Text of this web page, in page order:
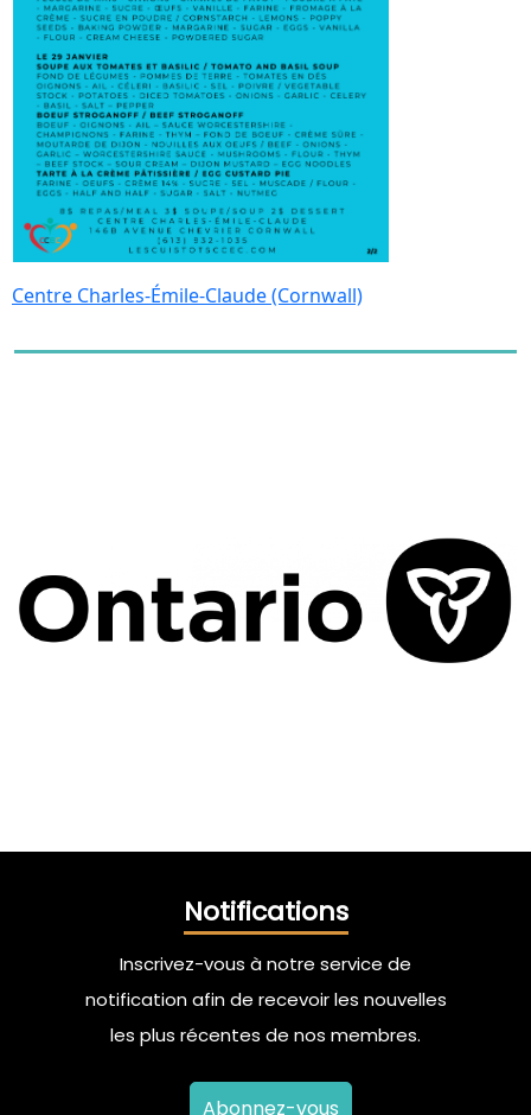
Centre Charles-Émile-Claude (Cornwall)
Notifications
Inscrivez-vous à notre service de
notification afin de recevoir les nouvelles
les plus récentes de nos membres.
Abonnez-vous